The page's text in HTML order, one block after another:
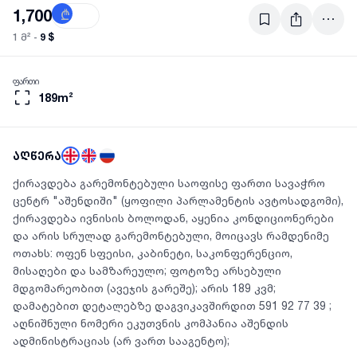
1,700 ₾
1 მ² - 9 $
189m²
ფართი
აღწერა
ქირავდება გარემონტებული საოფისე ფართი სავაჭრო
ცენტრ "აშენდიში" (ყოფილი პარლამენტის ავტოსადგომი),
ქირავდება ივნისის ბოლოდან, აყენია კონდიციონერები
და არის სრულად გარემონტებული, მოიცავს რამდენიმე
ოთახს: ოფენ სფეისი, კაბინეტი, საკონფერენციო,
მისაღები და სამზარეულო; ფოტოზე არსებული
მდგომარეობით (ავეჯის გარეშე); არის 189 კვმ;
დამატებით დეტალებზე დაგვიკავშირდით 591 92 77 39 ;
აღნიშნული ნომერი ეკუთვნის კომპანია აშენდის
ადმინისტრაციას (არ ვართ სააგენტო);